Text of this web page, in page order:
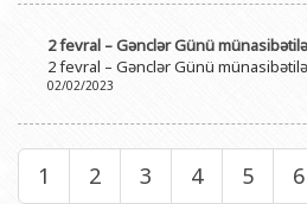
2 fevral – Gənclər Günü
2 fevral – Gənclər Günü
02/02/2023
1 2 3 4 5 6